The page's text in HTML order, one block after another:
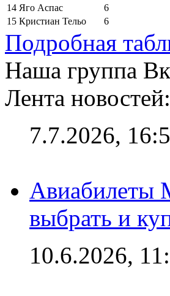
14 Яго Аспас
6
15 Кристиан Тельо 6
Подробная
Наша группа
Лента новостей:
7.7.2026,
Авиабилеты
выбрать и
10.6.2026,